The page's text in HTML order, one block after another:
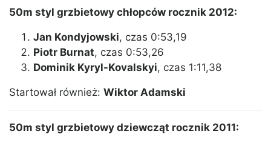
50m styl grzbietowy chłopców rocznik 2012:
Jan Kondyjowski, czas 0:53,19
Piotr Burnat, czas 0:53,26
Dominik Kyryl-Kovalskyi, czas 1:11,38
Startował również: Wiktor Adamski
50m styl grzbietowy dziewcząt rocznik 2011: